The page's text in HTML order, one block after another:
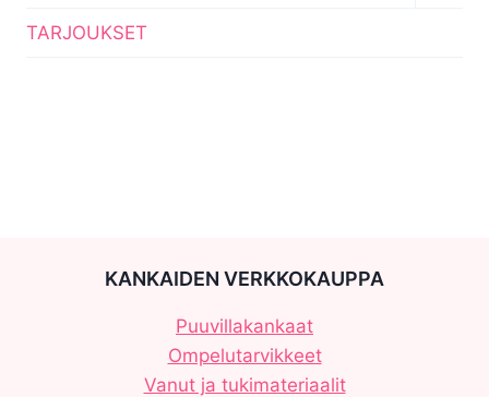
TARJOUKSET
KANKAIDEN VERKKOKAUPPA
Puuvillakankaat
Ompelutarvikkeet
Vanut ja tukimateriaalit